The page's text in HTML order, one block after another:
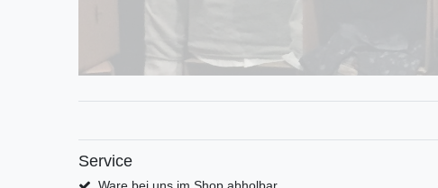
Service
Ware bei uns im Shop abholbar